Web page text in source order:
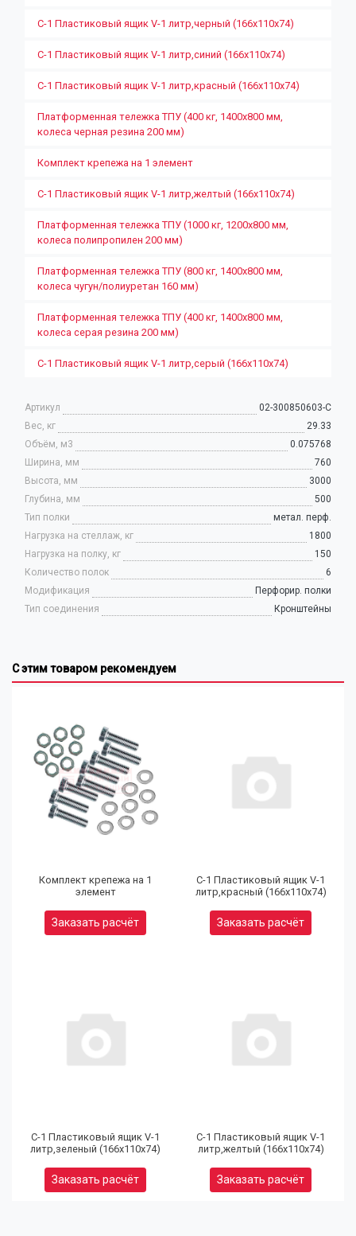
С-1 Пластиковый ящик V-1 литр,черный (166х110х74)
С-1 Пластиковый ящик V-1 литр,синий (166х110х74)
С-1 Пластиковый ящик V-1 литр,красный (166х110х74)
Платформенная тележка ТПУ (400 кг, 1400х800 мм,
колеса черная резина 200 мм)
Комплект крепежа на 1 элемент
С-1 Пластиковый ящик V-1 литр,желтый (166х110х74)
Платформенная тележка ТПУ (1000 кг, 1200x800 мм,
колеса полипропилен 200 мм)
Платформенная тележка ТПУ (800 кг, 1400х800 мм,
колеса чугун/полиуретан 160 мм)
Платформенная тележка ТПУ (400 кг, 1400х800 мм,
колеса серая резина 200 мм)
С-1 Пластиковый ящик V-1 литр,серый (166х110х74)
Артикул
02-300850603-С
Вес, кг
29.33
Объём, м3
0.075768
Ширина, мм
760
Высота, мм
3000
Глубина, мм
500
Тип полки
метал. перф.
Нагрузка на стеллаж, кг
1800
Нагрузка на полку, кг
150
Количество полок
6
Модификация
Перфорир. полки
Тип соединения
Кронштейны
С этим товаром рекомендуем
Комплект крепежа на 1
элемент
Заказать расчёт
С-1 Пластиковый ящик V-1
литр,красный (166х110х74)
Заказать расчёт
С-1 Пластиковый ящик V-1
литр,зеленый (166х110х74)
Заказать расчёт
С-1 Пластиковый ящик V-1
литр,желтый (166х110х74)
Заказать расчёт